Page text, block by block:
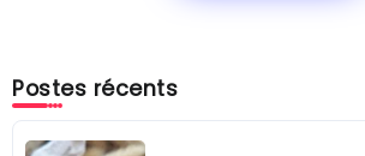
Postes récents